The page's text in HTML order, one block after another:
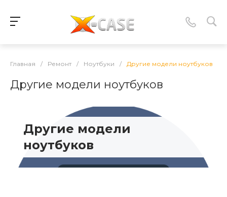
Главная / Ремонт / Ноутбуки / Другие модели ноутбуков
Другие модели ноутбуков
Другие модели
ноутбуков